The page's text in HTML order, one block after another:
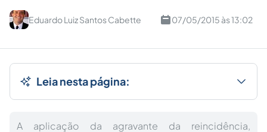
Eduardo Luiz Santos Cabette 07/05/2015 às 13:02
Leia nesta página:
A aplicação da agravante da reincidência,